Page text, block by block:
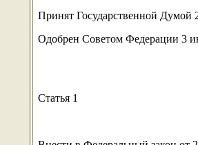
Принят Государственной Думой
Одобрен Советом Федерации 3
Статья 1